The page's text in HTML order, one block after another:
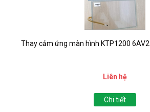
Thay cảm ứng màn hình KTP1200
Liên hệ
Chi tiết